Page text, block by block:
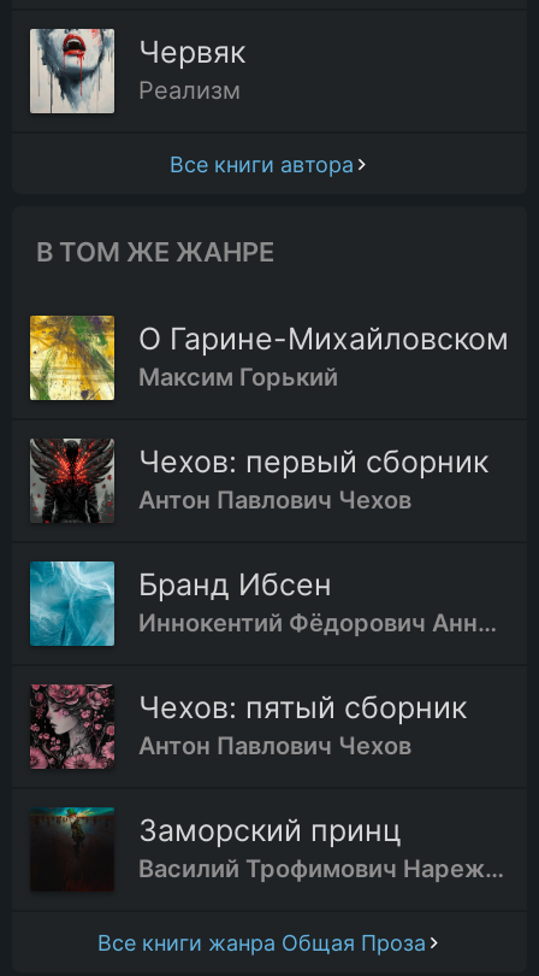
Червяк
Реализм
Все книги автора
В ТОМ ЖЕ ЖАНРЕ
О Гарине-Михайловском
Максим Горький
Чехов: первый сборник
Антон Павлович Чехов
Бранд Ибсен
Иннокентий Фёдорович Анненский
Чехов: пятый сборник
Антон Павлович Чехов
Заморский принц
Василий Трофимович Нарежный
Все книги жанра Общая Проза